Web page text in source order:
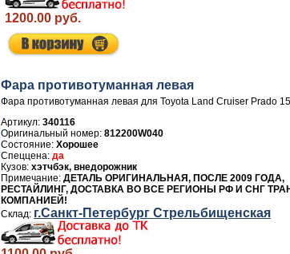
1200.00 руб.
Фара противотуманная левая
Фара противотуманная левая для Toyota Land Cruiser Prado
Артикул: 340116
812200W040
Хорошее
да
хэтчбэк, внедорожник
ДЕТАЛЬ ОРИГИНАЛЬНАЯ, ПОСЛЕ 2009 ГОДА,
РЕСТАЙЛИНГ, ДОСТАВКА ВО ВСЕ РЕГИОНЫ РФ И СНГ
КОМПАНИЕЙ!
г.Санкт-Петербург Стрельбищенская